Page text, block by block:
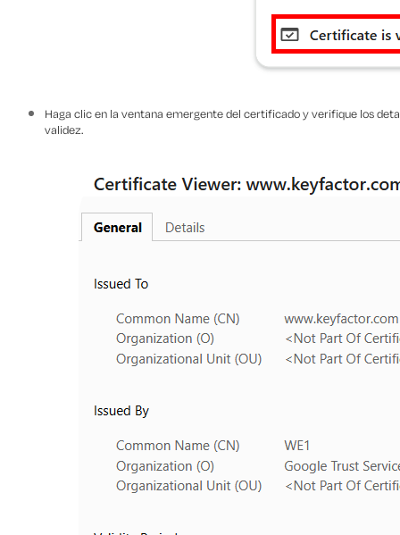
Haga clic en la ventana emergente del certificado y verifique los
validez.